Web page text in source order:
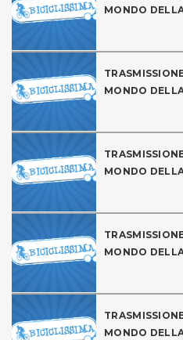
MONDO
MONDO
MONDO
MONDO
MONDO